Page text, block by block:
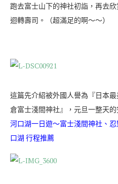
跑去富士山下的神社初詣，再去
迴轉壽司。（超滿足的啊～～）
這篇先介紹被外國人譽為『日本
倉富士淺間神社』，元旦一整天
河口湖一日遊～富士淺間神社、
口湖 行程推薦